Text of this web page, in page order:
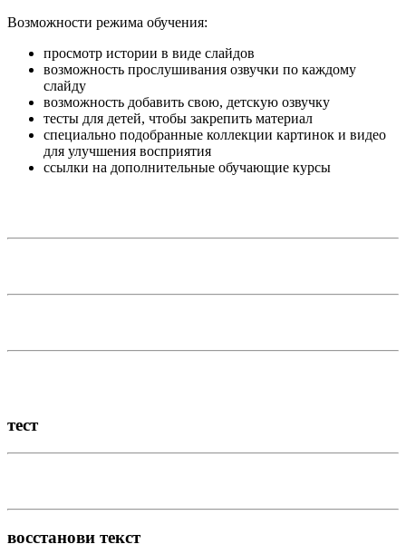
Возможности режима обучения:
просмотр истории в виде слайдов
возможность прослушивания озвучки по каждому
слайду
возможность добавить свою, детскую озвучку
тесты для детей, чтобы закрепить материал
специально подобранные коллекции картинок и видео
для улучшения восприятия
ссылки на дополнительные обучающие курсы
тест
восстанови текст